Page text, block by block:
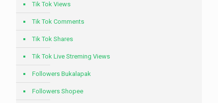
Tik Tok Views
Tik Tok Comments
Tik Tok Shares
Tik Tok Live Streming Views
Followers Bukalapak
Followers Shopee